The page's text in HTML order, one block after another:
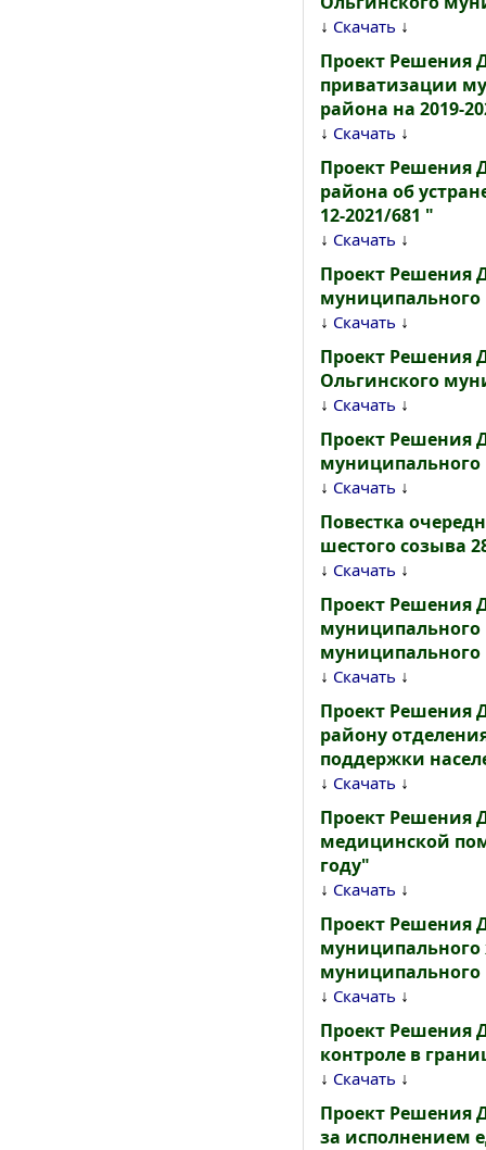
↓ Скачать ↓
Проект Решения
приватизации
района на 2019-
↓ Скачать ↓
Проект Решения
района об
12-2021/681 "
↓ Скачать ↓
Проект Решения
↓ Скачать ↓
Проект Решения
Ольгинского
↓ Скачать ↓
Проект Решения
муниципального
↓ Скачать ↓
Повестка
шестого созыва
↓ Скачать ↓
Проект Решения
муниципального
муниципального
↓ Скачать ↓
Проект Решения
району
поддержки
↓ Скачать ↓
Проект Решения
медицинской
году"
↓ Скачать ↓
Проект Решения
муниципального
↓ Скачать ↓
Проект Решения
контроле в
↓ Скачать ↓
Проект Решения
за исполнением